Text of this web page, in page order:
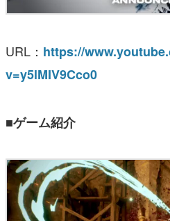
URL： https://
v=y5lMIV9Cco0
■ゲーム紹介